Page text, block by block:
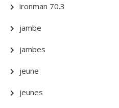
ironman 70.3
jambe
jambes
jeune
jeunes